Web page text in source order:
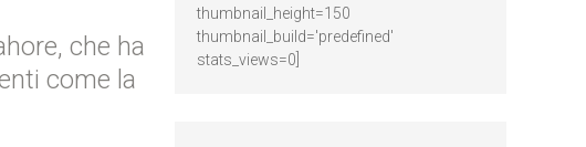
che ha
come la
thumbnail_height=150
thumbnail_build='predefined'
stats_views=0]